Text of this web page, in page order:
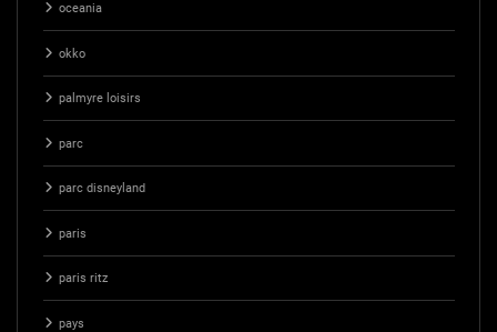
oceania
okko
palmyre loisirs
parc
parc disneyland
paris
paris ritz
pays